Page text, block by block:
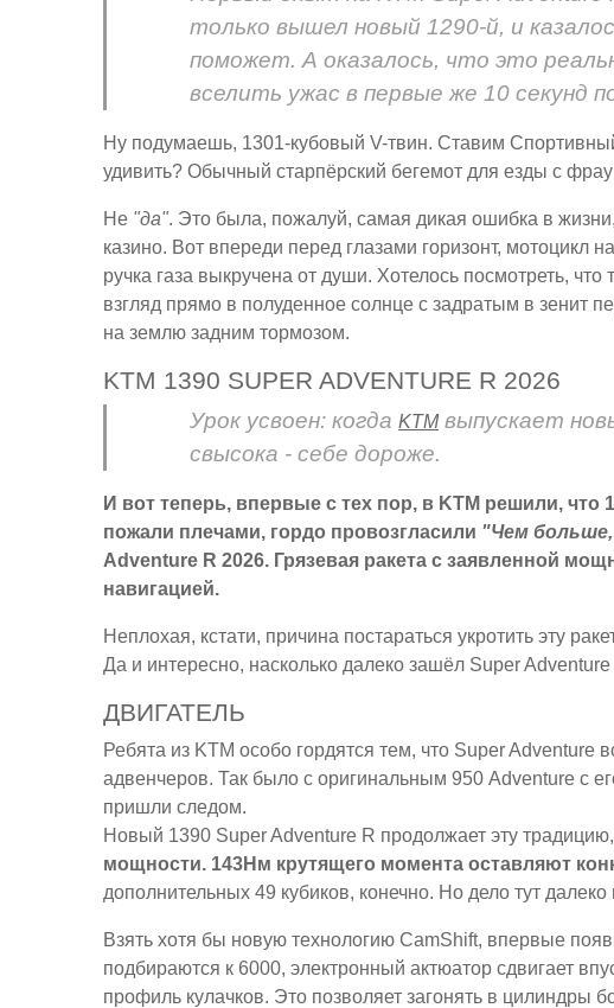
только вышел новый 1290-й, и
поможет. А оказалось, что это
вселить ужас в первые же 10 секунд
Ну подумаешь, 1301-кубовый V-твин. Ставим
удивить? Обычный старпёрский бегемот для езды с
Не "да". Это была, пожалуй, самая дикая ошибка в
казино. Вот впереди перед глазами горизонт, мотоцикл
ручка газа выкручена от души. Хотелось посмотреть,
взгляд прямо в полуденное солнце с задратым в зенит
на землю задним тормозом.
KTM 1390 SUPER ADVENTURE R 2026
Урок усвоен: когда KTMвыпускает
свысока - себе дороже.
И вот теперь, впервые с тех пор, в KTM решили, что
пожали плечами, гордо провозгласили "Чем
Adventure R 2026. Грязевая ракета с заявленной
навигацией.
Неплохая, кстати, причина постараться укротить эту
Да и интересно, насколько далеко зашёл Super
ДВИГАТЕЛЬ
Ребята из KTM особо гордятся тем, что Super Adventure
адвенчеров. Так было с оригинальным 950 Adventure с
пришли следом.
Новый 1390 Super Adventure R продолжает эту
мощности. 143Нм крутящего момента оставляют
дополнительных 49 кубиков, конечно. Но дело тут
Взять хотя бы новую технологию CamShift, впервые
подбираются к 6000, электронный актюатор сдвигает
профиль кулачков. Это позволяет загонять в цилиндры